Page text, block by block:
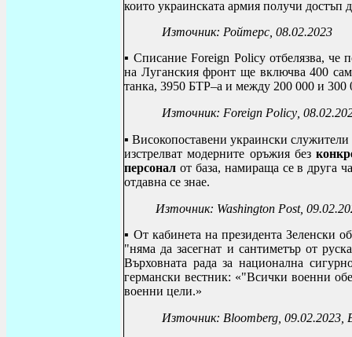
които украинската армия получи достъп
Източник: Ройтерс, 08.02.2023
▪ СписаниеForeign Policyотбелязва, че
на Луганския фронт ще включва 400
танка, 3950 БТР–а и между 200 000 и 300
Източник: Foreign Policy ,
▪Високопоставени украински
изстрелват модерните оръжия без
персонал от база, намираща се в друга
отдавна се знае.
Източник: Washington Post,
▪ От кабинета на президента Зеленски
"няма да засегнат и сантиметър от
Върховната рада за национална
германски вестник: «"Всички военни
военни цели.»
Източник: Bloomberg, 09.02.2023